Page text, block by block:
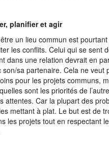
planifier et agir
un lieu commun est
les conflits. Celui qui se sent
dans une relation devrait en
son/sa partenaire. Cela ne veut
pour les projets communs,
sont les priorités de
attentes. Car la plupart des
mettant à plat. Le but est de
les projets tout en respectant